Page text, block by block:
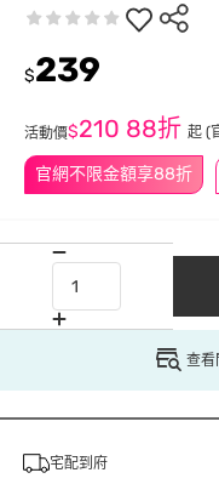
官網不限金額享88折
$239
活動價$210 88折 起 (
查看
宅配到府